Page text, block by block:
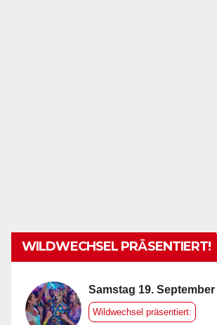
WILDWECHSEL PRÄSENTIERT!
Samstag 19. September
Wildwechsel präsentiert: